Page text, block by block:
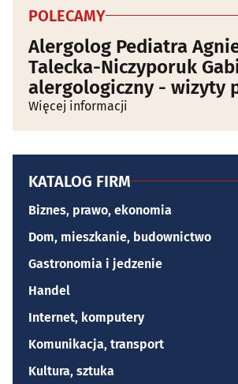
POLECAMY
Alergolog Pediatra
Talecka-Niczyporuk
alergologiczny - wizyty
Więcej informacji
KATALOG FIRM
Biznes, prawo, ekonomia
Dom, mieszkanie, budownictwo
Gastronomia i jedzenie
Handel
Internet, komputery
Komunikacja, transport
Kultura, sztuka